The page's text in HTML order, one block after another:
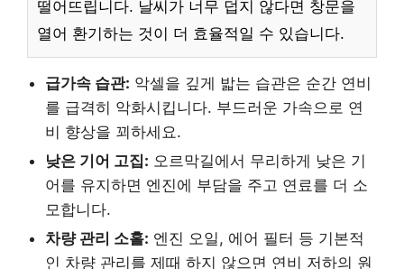
떨어뜨립니다. 날씨가 너무 덥지 않다면 창문을
열어 환기하는 것이 더 효율적일 수 있습니다.
급가속 습관: 악셀을 깊게 밟는 습관은 순간 연비
를 급격히 악화시킵니다. 부드러운 가속으로 연
비 향상을 꾀하세요.
낮은 기어 고집: 오르막길에서 무리하게 낮은 기
어를 유지하면 엔진에 부담을 주고 연료를 더 소
모합니다.
차량 관리 소홀: 엔진 오일, 에어 필터 등 기본적
인 차량 관리를 제때 하지 않으면 연비 저하의 원